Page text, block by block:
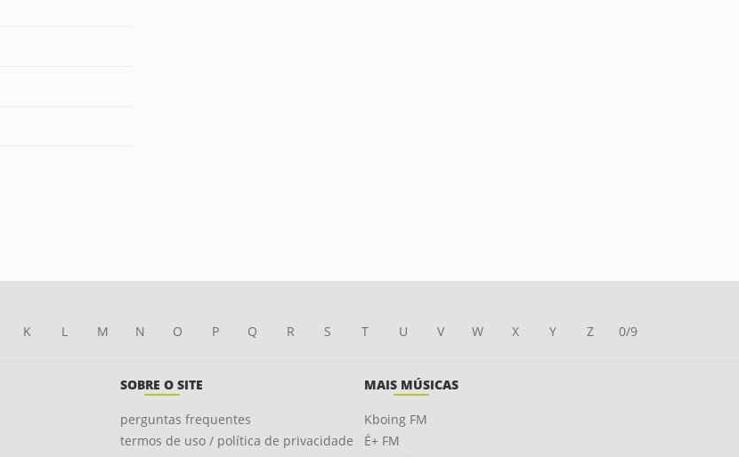
K L M N O P Q R S T U V W X Y Z 0/9
SOBRE O SITE
perguntas frequentes
termos de uso / política de privacidade
MAIS MÚSICAS
Kboing FM
É+ FM